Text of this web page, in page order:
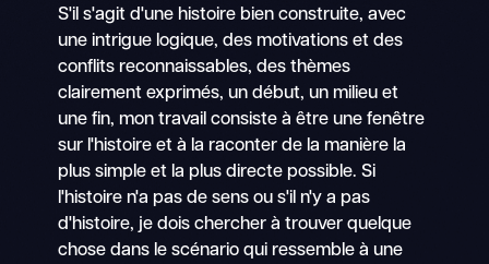
S'il s'agit d'une histoire bien construite, avec
une intrigue logique, des motivations et des
conflits reconnaissables, des thèmes
clairement exprimés, un début, un milieu et
une fin, mon travail consiste à être une fenêtre
sur l'histoire et à la raconter de la manière la
plus simple et la plus directe possible. Si
l'histoire n'a pas de sens ou s'il n'y a pas
d'histoire, je dois chercher à trouver quelque
chose dans le scénario qui ressemble à une